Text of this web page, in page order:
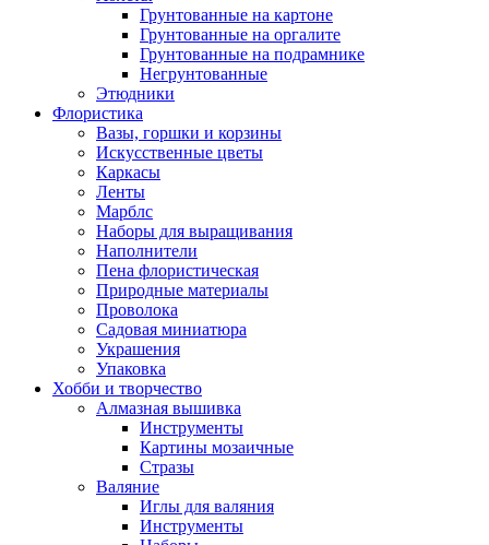
Грунтованные на картоне
Грунтованные на оргалите
Грунтованные на подрамнике
Негрунтованные
Этюдники
Флористика
Вазы, горшки и корзины
Искусственные цветы
Каркасы
Ленты
Марблс
Наборы для выращивания
Наполнители
Пена флористическая
Природные материалы
Проволока
Садовая миниатюра
Украшения
Упаковка
Хобби и творчество
Алмазная вышивка
Инструменты
Картины мозаичные
Стразы
Валяние
Иглы для валяния
Инструменты